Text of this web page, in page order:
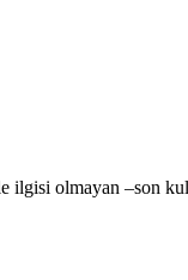
olmayan –son